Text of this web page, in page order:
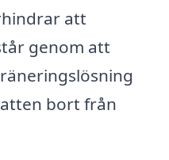
att
genom att
bort från